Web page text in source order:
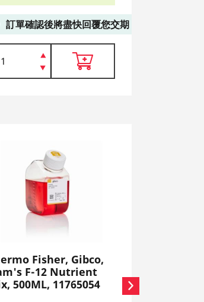
訂單確認後將盡快回覆您交期
Fisher, Gibco,
F-12 Nutrient
500ML, 11765054